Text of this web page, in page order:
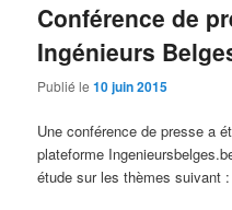
Conférence de
Ingénieurs
Publié le10 juin 2015
Une conférence de presse a
plateforme
étude sur les thèmes suivant :